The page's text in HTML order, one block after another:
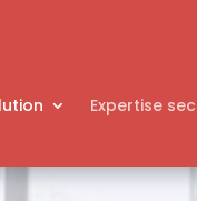
Expertise